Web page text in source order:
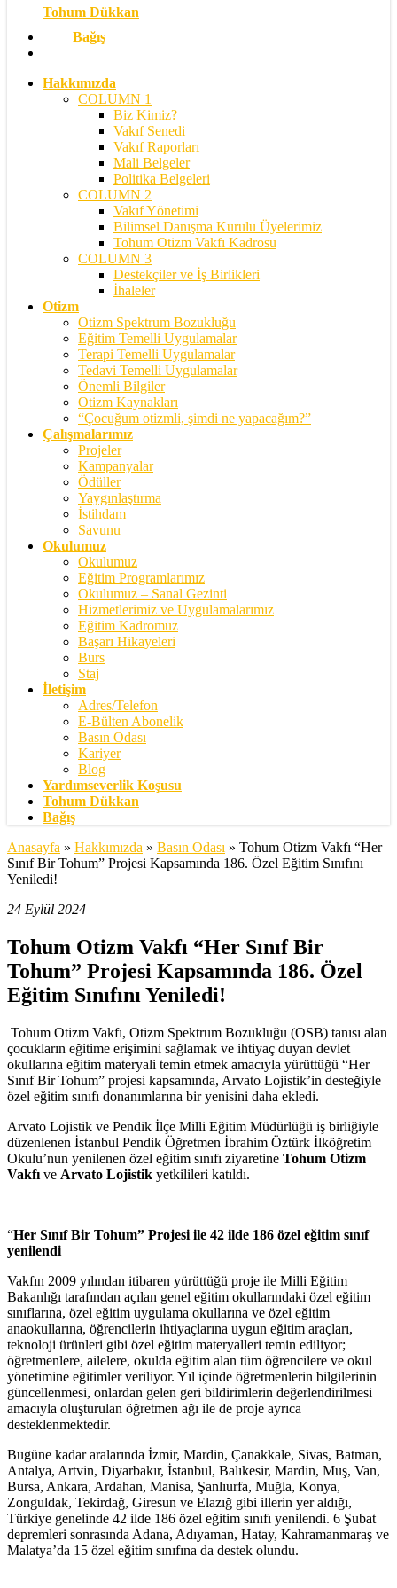
Tohum Dükkan
Bağış
Hakkımızda
COLUMN 1
Biz Kimiz?
Vakıf Senedi
Vakıf Raporları
Mali Belgeler
Politika Belgeleri
COLUMN 2
Vakıf Yönetimi
Bilimsel Danışma Kurulu Üyelerimiz
Tohum Otizm Vakfı Kadrosu
COLUMN 3
Destekçiler ve İş Birlikleri
İhaleler
Otizm
Otizm Spektrum Bozukluğu
Eğitim Temelli Uygulamalar
Terapi Temelli Uygulamalar
Tedavi Temelli Uygulamalar
Önemli Bilgiler
Otizm Kaynakları
“Çocuğum otizmli, şimdi ne yapacağım?”
Çalışmalarımız
Projeler
Kampanyalar
Ödüller
Yaygınlaştırma
İstihdam
Savunu
Okulumuz
Okulumuz
Eğitim Programlarımız
Okulumuz – Sanal Gezinti
Hizmetlerimiz ve Uygulamalarımız
Eğitim Kadromuz
Başarı Hikayeleri
Burs
Staj
İletişim
Adres/Telefon
E-Bülten Abonelik
Basın Odası
Kariyer
Blog
Yardımseverlik Koşusu
Tohum Dükkan
Bağış
Anasayfa » Hakkımızda » Basın Odası » Tohum Otizm Vakfı “Her
Sınıf Bir Tohum” Projesi Kapsamında 186. Özel Eğitim Sınıfını
Yeniledi!
24 Eylül 2024
Tohum Otizm Vakfı “Her Sınıf Bir
Tohum” Projesi Kapsamında 186. Özel
Eğitim Sınıfını Yeniledi!
Tohum Otizm Vakfı, Otizm Spektrum Bozukluğu (OSB) tanısı alan
çocukların eğitime erişimini sağlamak ve ihtiyaç duyan devlet
okullarına eğitim materyali temin etmek amacıyla yürüttüğü “Her
Sınıf Bir Tohum” projesi kapsamında, Arvato Lojistik’in desteğiyle
özel eğitim sınıfı donanımlarına bir yenisini daha ekledi.
Arvato Lojistik ve Pendik İlçe Milli Eğitim Müdürlüğü iş birliğiyle
düzenlenen İstanbul Pendik Öğretmen İbrahim Öztürk İlköğretim
Okulu’nun yenilenen özel eğitim sınıfı ziyaretine Tohum Otizm
Vakfı ve Arvato Lojistik yetkilileri katıldı.
“Her Sınıf Bir Tohum” Projesi ile 42 ilde 186 özel eğitim sınıf
yenilendi
Vakfın 2009 yılından itibaren yürüttüğü proje ile Milli Eğitim
Bakanlığı tarafından açılan genel eğitim okullarındaki özel eğitim
sınıflarına, özel eğitim uygulama okullarına ve özel eğitim
anaokullarına, öğrencilerin ihtiyaçlarına uygun eğitim araçları,
teknoloji ürünleri gibi özel eğitim materyalleri temin ediliyor;
öğretmenlere, ailelere, okulda eğitim alan tüm öğrencilere ve okul
yönetimine eğitimler veriliyor. Yıl içinde öğretmenlerin bilgilerinin
güncellenmesi, onlardan gelen geri bildirimlerin değerlendirilmesi
amacıyla oluşturulan öğretmen ağı ile de proje ayrıca
desteklenmektedir.
Bugüne kadar aralarında İzmir, Mardin, Çanakkale, Sivas, Batman,
Antalya, Artvin, Diyarbakır, İstanbul, Balıkesir, Mardin, Muş, Van,
Bursa, Ankara, Ardahan, Manisa, Şanlıurfa, Muğla, Konya,
Zonguldak, Tekirdağ, Giresun ve Elazığ gibi illerin yer aldığı,
Türkiye genelinde 42 ilde 186 özel eğitim sınıfı yenilendi. 6 Şubat
depremleri sonrasında Adana, Adıyaman, Hatay, Kahramanmaraş ve
Malatya’da 15 özel eğitim sınıfına da destek olundu.